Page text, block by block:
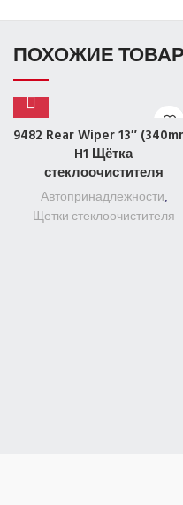
ПОХОЖИЕ
9482 Rear Wiper 13″
H1 Щётка
стеклоочистителя
Автопринадлежности,
Щетки стеклоочистителя